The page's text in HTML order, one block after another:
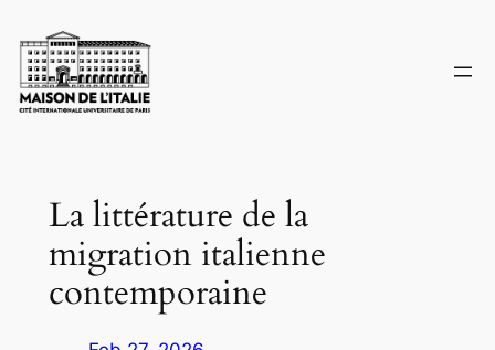
to
content
La littérature de la
migration italienne
contemporaine